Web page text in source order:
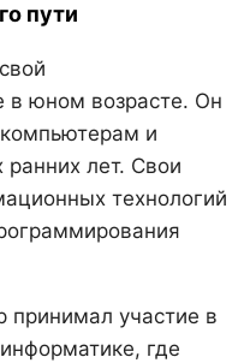
пути
в юном возрасте. Он
и
лет. Свои
технологий
участие в
где